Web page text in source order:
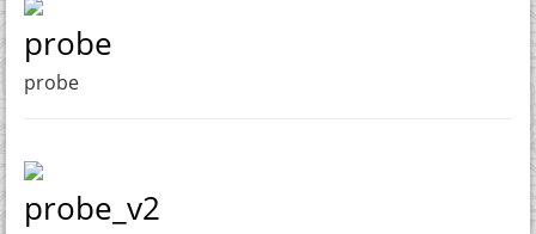
probe
probe
probe_v2